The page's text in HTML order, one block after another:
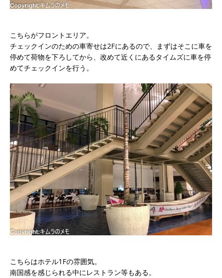
こちらがフロントエリア。
チェックインのための車寄せは2Fにあるので、まずはそこに車を
停めて荷物を下ろしてから、改めて近くにあるタイムズに車を停
めてチェックインを行う。
こちらはホテル1Fの雰囲気。
南国感を感じられる中にレストラン等もある。